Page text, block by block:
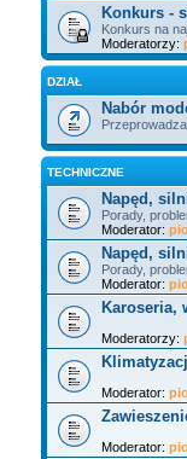
Konkurs -
Konkurs na
Moderatorzy:
DZIAŁ
Nabór
TECHNICZNE
Napęd,
Porady,
Moderator:
Napęd,
Porady,
Moderator:
Karoseria,
Moderatorzy:
Moderator:
Moderator: